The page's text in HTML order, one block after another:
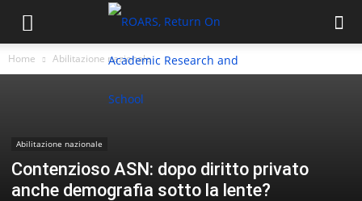
Home Abilitazione nazionale
Abilitazione nazionale
Contenzioso ASN: dopo diritto privato
anche demografia sotto la lente?